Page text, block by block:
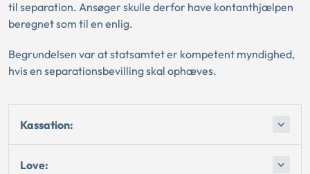
til separation. Ansøger skulle derfor have kontanthjælpen
beregnet som til en enlig.
Begrundelsen var at statsamtet er kompetent myndighed,
hvis en separationsbevilling skal ophæves.
Kassation:
Love: